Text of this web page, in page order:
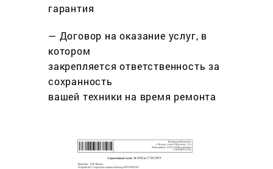
гарантия
— Договор на оказание услуг, в
котором
закрепляется ответственность за
сохранность
вашей техники на время ремонта